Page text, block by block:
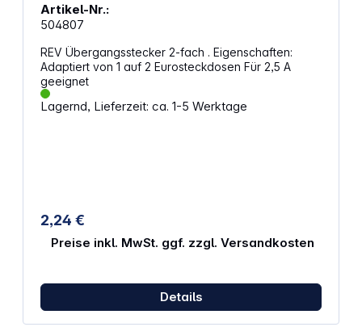
Artikel-Nr.:
504807
REV Übergangsstecker 2-fach . Eigenschaften:
Adaptiert von 1 auf 2 Eurosteckdosen Für 2,5 A
geeignet
Lagernd, Lieferzeit: ca. 1-5 Werktage
2,24 €
Preise inkl. MwSt. ggf. zzgl. Versandkosten
Details